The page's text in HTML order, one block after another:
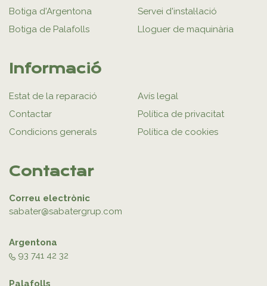
Botiga d'Argentona
Botiga de Palafolls
Servei d'instal·lació
Lloguer de maquinària
Informació
Estat de la reparació
Contactar
Condicions generals
Avís legal
Política de privacitat
Política de cookies
Contactar
Correu electrònic
sabater@sabatergrup.com
Argentona
93 741 42 32